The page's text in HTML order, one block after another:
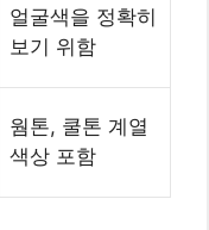
얼굴색을 정확히
보기 위함
웜톤, 쿨톤 계열
색상 포함